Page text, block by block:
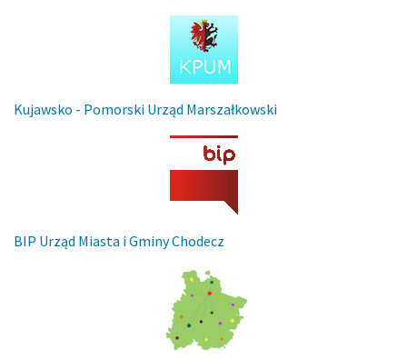
Kujawsko - Pomorski Urząd Marszałkowski
BIP Urząd Miasta i Gminy Chodecz